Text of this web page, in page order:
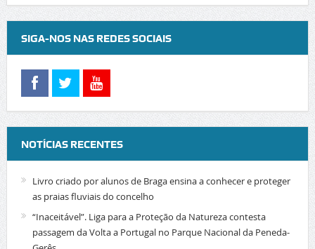
SIGA-NOS NAS REDES SOCIAIS
NOTÍCIAS RECENTES
Livro criado por alunos de Braga ensina a conhecer e proteger
as praias fluviais do concelho
“Inaceitável”. Liga para a Proteção da Natureza contesta
passagem da Volta a Portugal no Parque Nacional da Peneda-